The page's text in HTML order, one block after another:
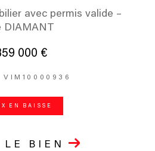
avec permis valide –
DIAMANT
000 €
VIM10000936
EN BAISSE
LE BIEN